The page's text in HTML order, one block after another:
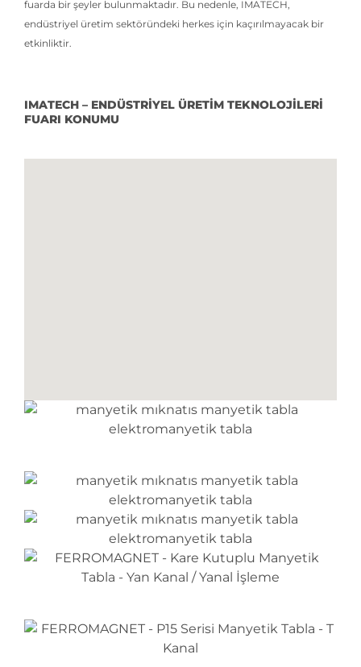
fuarda bir şeyler bulunmaktadır. Bu nedenle, IMATECH,
endüstriyel üretim sektöründeki herkes için kaçırılmayacak bir
etkinliktir.
IMATECH – ENDÜSTRİYEL ÜRETİM TEKNOLOJİLERİ
FUARI KONUMU